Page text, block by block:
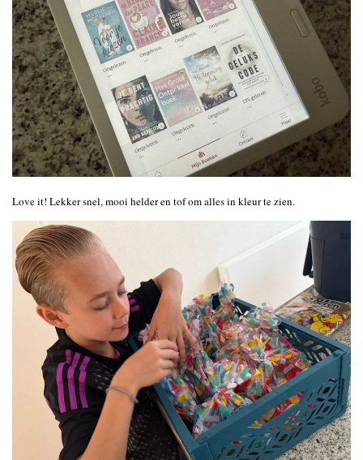
Love it! Lekker snel, mooi helder en tof om alles in kleur te zien.